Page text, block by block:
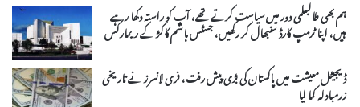
ہم بھی طالبعلمی دور میں سیاست کرتے تھے، آپ کو راستہ دکھا رہے
ہیں، اپنا ٹرمپ کارڈ سنبھال کر رکھیں، جسٹس ہاشم کاکڑ کے ریمارکس
ڈیجیٹل معیشت میں پاکستان کی بڑی پیش رفت، فری لانسرز نے تاریخی
زرمبادلہ کما لیا